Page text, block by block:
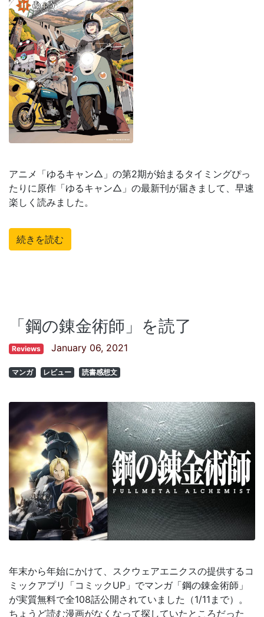
アニメ「ゆるキャン△」の第2期が始まるタイミングぴっ
たりに原作「ゆるキャン△」の最新刊が届きまして、早速
楽しく読みました。
続きを読む
「鋼の錬金術師」を読了
Reviews January 06, 2021
マンガ レビュー 読書感想文
年末から年始にかけて、スクウェアエニクスの提供するコ
ミックアプリ「コミックUP」でマンガ「鋼の錬金術師」
が実質無料で全108話公開されていました（1/11まで）。
ちょうど読む漫画がなくなって探していたところだった